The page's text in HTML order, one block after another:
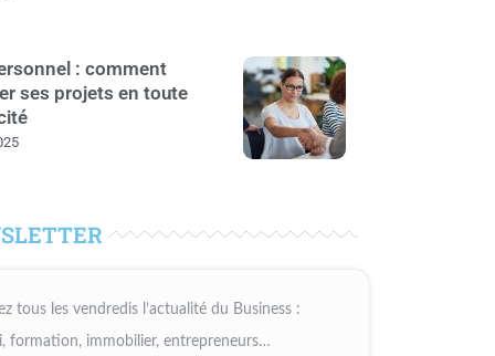
: comment
ses projets en toute
tous les vendredis l’actualité du Business :
formation, immobilier, entrepreneurs…